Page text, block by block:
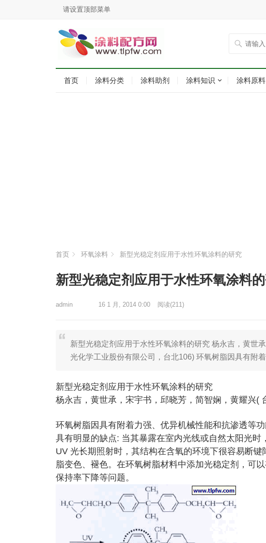
请设置顶部菜单
首页 涂料分类 涂料助剂 涂料知识 涂料原料
首页 环氧涂料 新型光稳定剂应用于水性环氧涂料的研究
新型光稳定剂应用于水性环氧涂料
admin 16 1 月, 2014 0:00 阅读(211)
新型光稳定剂应用于水性环氧涂料的研究 杨永吉，黄世
光化学工业股份有限公司，台北106) 环氧树脂因具有附
新型光稳定剂应用于水性环氧涂料的研究
杨永吉，黄世承，宋宇书，邱晓芳，简智娴，黄耀兴(
环氧树脂因具有附着力强、优异机械性能和抗渗透等
具有明显的缺点: 当其暴露在室内光线或自然太阳光时
UV 光长期照射时，其结构在含氧的环境下很容易断
脂变色、褪色。在环氧树脂材料中添加光稳定剂，可
保持率下降等问题。